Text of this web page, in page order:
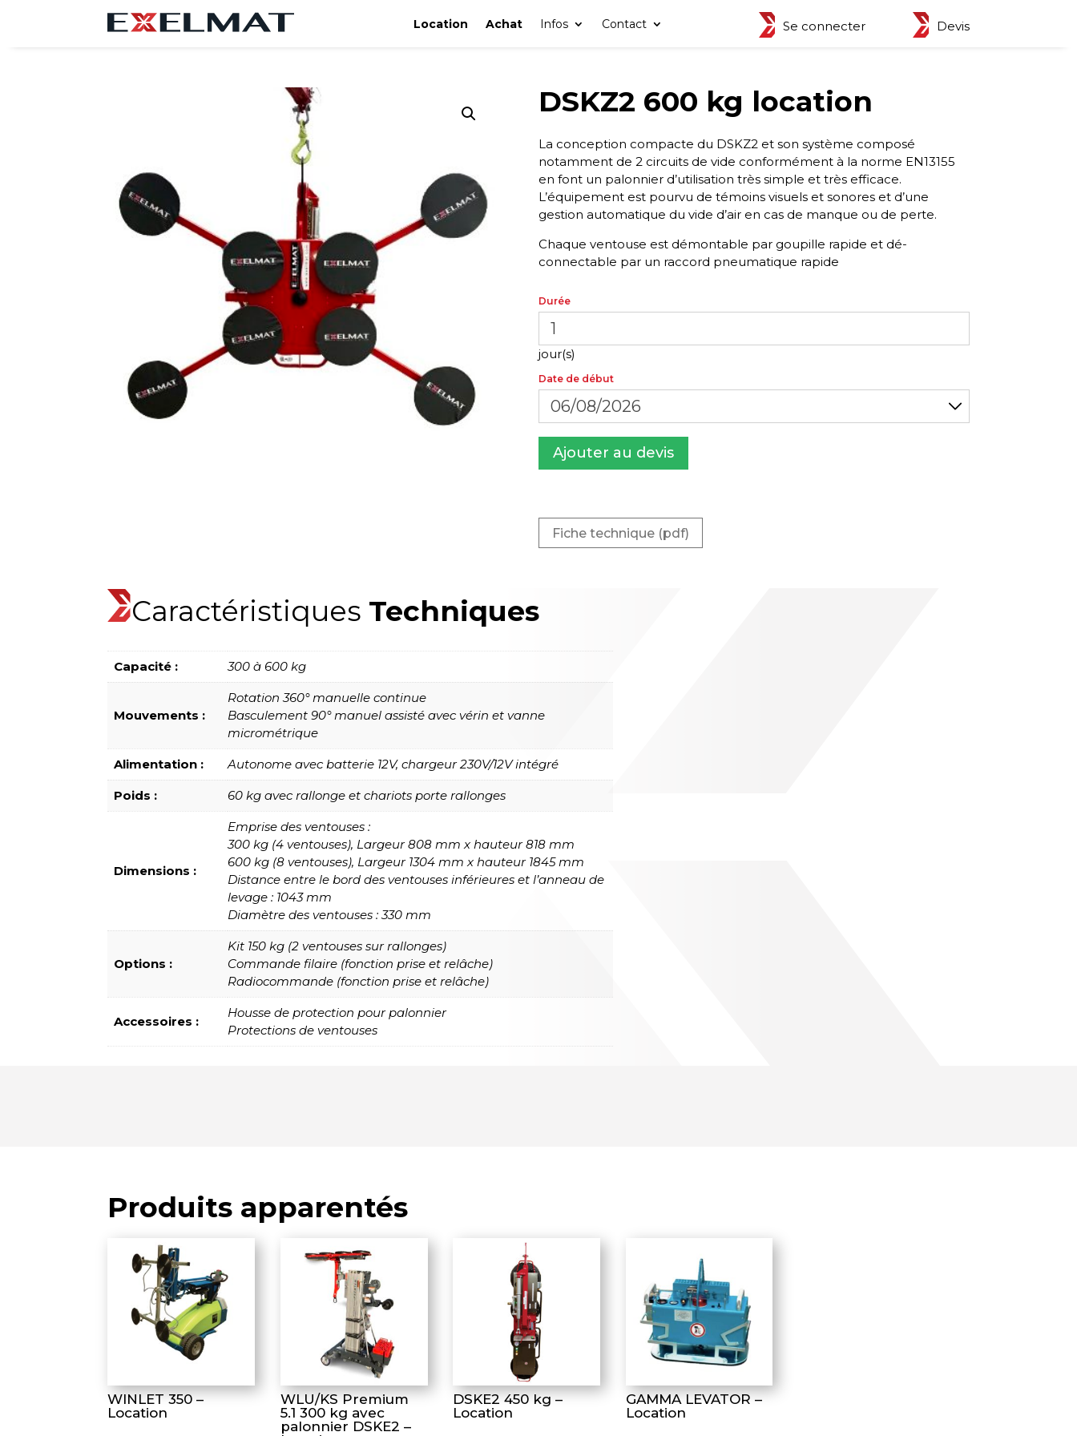
Location Achat Infos Contact Se connecter Devis
DSKZ2 600 kg location
La conception compacte du DSKZ2 et son système composé
notamment de 2 circuits de vide conformément à la norme EN13155
en font un palonnier d’utilisation très simple et très efficace.
L’équipement est pourvu de témoins visuels et sonores et d’une
gestion automatique du vide d’air en cas de manque ou de perte.
Chaque ventouse est démontable par goupille rapide et dé-
connectable par un raccord pneumatique rapide
Durée
jour(s)
Date de début
Ajouter au devis
Fiche technique (pdf)
Caractéristiques Techniques
Capacité : 300 à 600 kg
Mouvements :
Rotation 360° manuelle continue
Basculement 90° manuel assisté avec vérin et vanne
micrométrique
Alimentation : Autonome avec batterie 12V, chargeur 230V/12V intégré
Poids : 60 kg avec rallonge et chariots porte rallonges
Dimensions :
Emprise des ventouses :
300 kg (4 ventouses), Largeur 808 mm x hauteur 818 mm
600 kg (8 ventouses), Largeur 1304 mm x hauteur 1845 mm
Distance entre le bord des ventouses inférieures et l’anneau de
levage : 1043 mm
Diamètre des ventouses : 330 mm
Options :
Kit 150 kg (2 ventouses sur rallonges)
Commande filaire (fonction prise et relâche)
Radiocommande (fonction prise et relâche)
Accessoires :
Housse de protection pour palonnier
Protections de ventouses
Produits apparentés
WINLET 350 –
Location
WLU/KS Premium
5.1 300 kg avec
palonnier DSKE2 –
DSKE2 450 kg –
Location
GAMMA LEVATOR –
Location